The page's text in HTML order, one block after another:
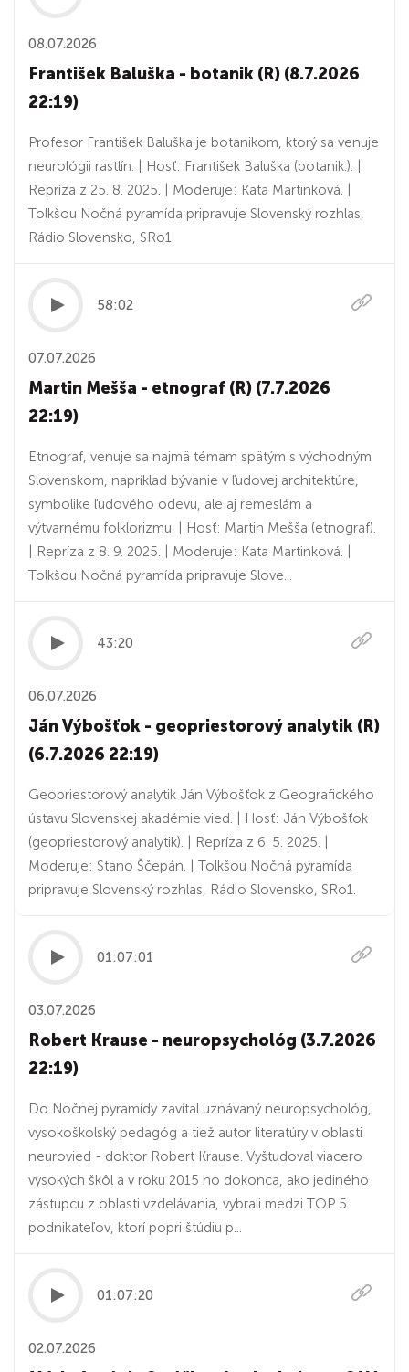
08.07.2026
František Baluška - botanik (R) (8.7.2026
22:19)
Profesor František Baluška je botanikom, ktorý sa venuje
neurológii rastlín. | Hosť: František Baluška (botanik.). |
Repríza z 25. 8. 2025. | Moderuje: Kata Martinková. |
Tolkšou Nočná pyramída pripravuje Slovenský rozhlas,
Rádio Slovensko, SRo1.
58:02
07.07.2026
Martin Mešša - etnograf (R) (7.7.2026
22:19)
Etnograf, venuje sa najmä témam spätým s východným
Slovenskom, napríklad bývanie v ľudovej architektúre,
symbolike ľudového odevu, ale aj remeslám a
výtvarnému folklorizmu. | Hosť: Martin Mešša (etnograf).
| Repríza z 8. 9. 2025. | Moderuje: Kata Martinková. |
Tolkšou Nočná pyramída pripravuje Slove...
43:20
06.07.2026
Ján Výbošťok - geopriestorový analytik (R)
(6.7.2026 22:19)
Geopriestorový analytik Ján Výbošťok z Geografického
ústavu Slovenskej akadémie vied. | Hosť: Ján Výbošťok
(geopriestorový analytik). | Repríza z 6. 5. 2025. |
Moderuje: Stano Ščepán. | Tolkšou Nočná pyramída
pripravuje Slovenský rozhlas, Rádio Slovensko, SRo1.
01:07:01
03.07.2026
Robert Krause - neuropsychológ (3.7.2026
22:19)
Do Nočnej pyramídy zavítal uznávaný neuropsychológ,
vysokoškolský pedagóg a tiež autor literatúry v oblasti
neurovied - doktor Robert Krause. Vyštudoval viacero
vysokých škôl a v roku 2015 ho dokonca, ako jediného
zástupcu z oblasti vzdelávania, vybrali medzi TOP 5
podnikateľov, ktorí popri štúdiu p...
01:07:20
02.07.2026